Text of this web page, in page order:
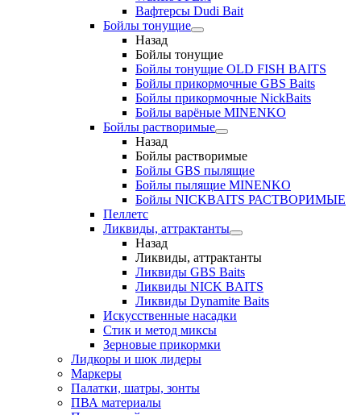
Вафтерсы Dudi Bait
Бойлы тонущие
Назад
Бойлы тонущие
Бойлы тонущие OLD FISH BAITS
Бойлы прикормочные GBS Baits
Бойлы прикормочные NickBaits
Бойлы варёные MINENKO
Бойлы растворимые
Назад
Бойлы растворимые
Бойлы GBS пылящие
Бойлы пылящие MINENKO
Бойлы NICKBAITS РАСТВОРИМЫЕ
Пеллетс
Ликвиды, аттрактанты
Назад
Ликвиды, аттрактанты
Ликвиды GBS Baits
Ликвиды NICK BAITS
Ликвиды Dynamite Baits
Искусственные насадки
Стик и метод миксы
Зерновые прикормки
Лидкоры и шок лидеры
Маркеры
Палатки, шатры, зонты
ПВА материалы